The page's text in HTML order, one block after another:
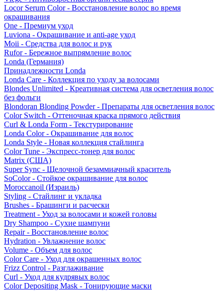
Locor Serum Color - Восстановление волос во время
окрашивания
One - Премиум уход
Luviona - Окрашивание и anti-age уход
Moii - Средства для волос и рук
Rufor - Бережное выпрямление волос
Londa (Германия)
Принадлежности Londa
Londa Care - Коллекция по уходу за волосами
Blondes Unlimited - Креативная система для осветления волос
без фольги
Blondoran Blonding Powder - Препараты для осветления волос
Color Switch - Оттеночная краска прямого действия
Curl & Londa Form - Текстурирование
Londa Color - Окрашивание для волос
Londa Style - Новая коллекция стайлинга
Color Tune - Экспресс-тонер для волос
Matrix (США)
Super Sync - Щелочной безаммиачный краситель
SoColor - Стойкое окрашивание для волос
Moroccanoil (Израиль)
Styling - Стайлинг и укладка
Brushes - Брашинги и расчески
Treatment - Уход за волосами и кожей головы
Dry Shampoo - Сухие шампуни
Repair - Восстановление волос
Hydration - Увлажнение волос
Volume - Объем для волос
Color Care - Уход для окрашенных волос
Frizz Control - Разглаживание
Curl - Уход для кудрявых волос
Color Depositing Mask - Тонирующие маски